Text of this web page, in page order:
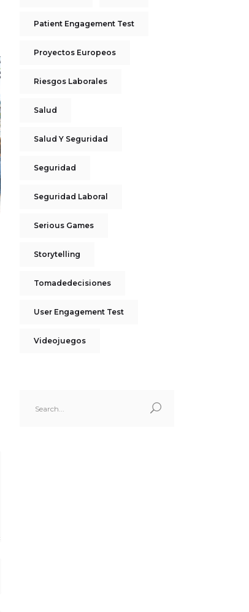
Patient Engagement Test
Proyectos Europeos
Riesgos Laborales
Salud
Salud Y Seguridad
Seguridad
Seguridad Laboral
Serious Games
Storytelling
Tomadedecisiones
User Engagement Test
Videojuegos